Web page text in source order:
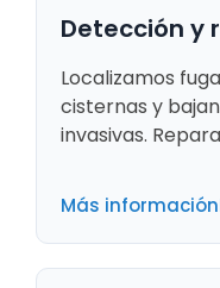
Detección y
Localizamos
cisternas y
invasivas.
Más información